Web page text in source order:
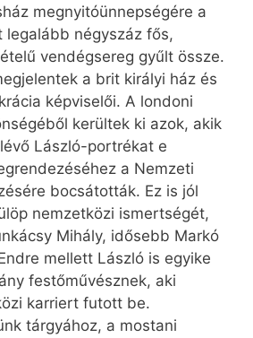
megnyitóünnepségére a
legalább négyszáz fős,
vendégsereg gyűlt össze.
a brit királyi ház és
képviselői. A londoni
kerültek ki azok, akik
László-portrékat e
a Nemzeti
bocsátották. Ez is jól
nemzetközi ismertségét,
Mihály, idősebb Markó
mellett László is egyike
festőművésznek, aki
karriert futott be.
tárgyához, a mostani